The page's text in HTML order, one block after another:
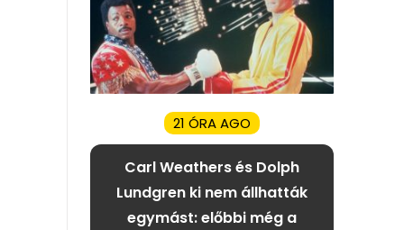
21 ÓRA AGO
Carl Weathers és Dolph
Lundgren ki nem állhatták
egymást: előbbi még a